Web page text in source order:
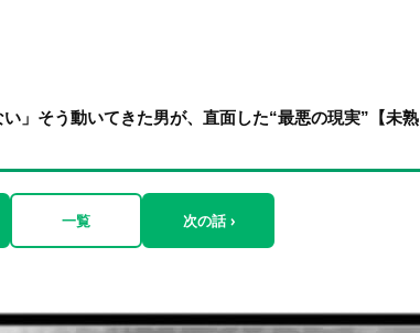
い」そう動いてきた男が、直面した“最悪の現実”【未熟
一覧 次の話 ›